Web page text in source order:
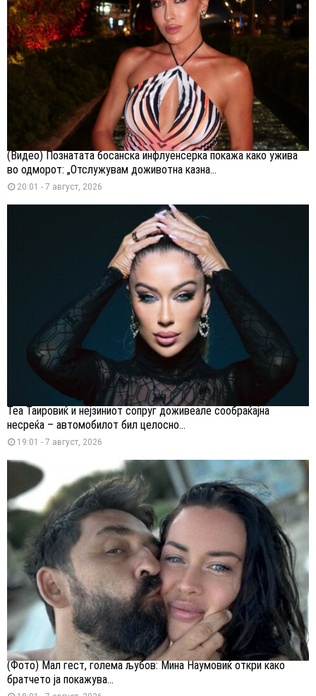
(Видео) Познатата босанска инфлуенсерка покажа како ужива
во одморот: „Отслужувам доживотна казна...
20:01 - 7 август, 2026
Теа Таировиќ и нејзиниот сопруг доживеале сообраќајна
несреќа – автомобилот бил целосно...
19:01 - 7 август, 2026
(Фото) Мал гест, голема љубов: Мина Наумовиќ откри како
братчето ја покажува...